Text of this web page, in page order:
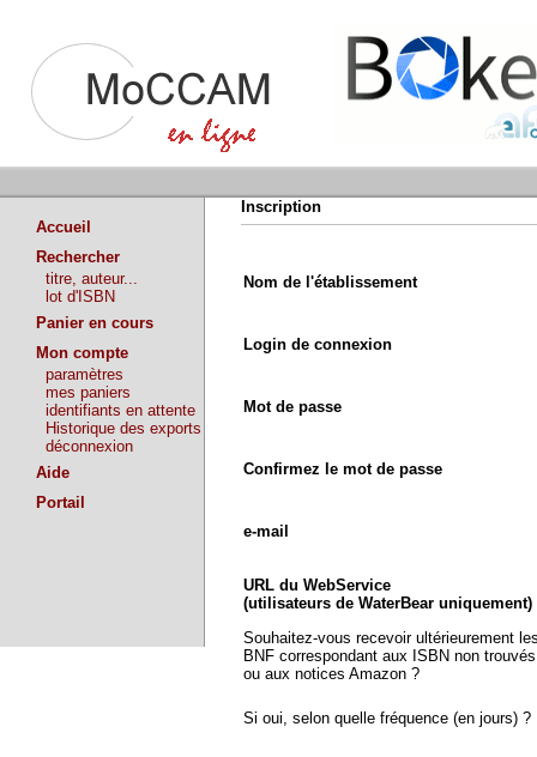
Accueil
Rechercher
titre, auteur...
lot d'ISBN
Panier en cours
Mon compte
paramètres
mes paniers
identifiants en attente
Historique des exports
déconnexion
Aide
Portail
Inscription
Nom de l'établissement
Login de connexion
Mot de passe
Confirmez le mot de passe
e-mail
URL du WebService
(utilisateurs de WaterBear uniquement)
Souhaitez-vous recevoir ultérieurement
BNF correspondant aux ISBN non trouvés
ou aux notices Amazon ?
Si oui, selon quelle fréquence (en jours) ?